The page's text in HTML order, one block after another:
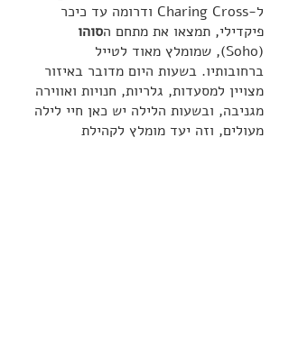
ל-Charing Cross ודרומה עד כיכר
פיקדילי, תמצאו את מתחם הסוהו
(Soho), שמומלץ מאוד לטייל
ברחובותיו. בשעות היום מדובר באיזור
מצויין למסעדות, גלריות, חנויות ואווירה
מגניבה, ובשעות הלילה יש כאן חיי לילה
מעולים, וזה יעד מומלץ לקהילת